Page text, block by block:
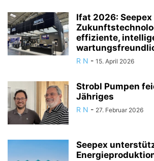
Ifat 2026:
effiziente,
R N - 15. April 2026
Strobl Pumpen
Jähriges
R N - 27. Februar 2026
Seepex